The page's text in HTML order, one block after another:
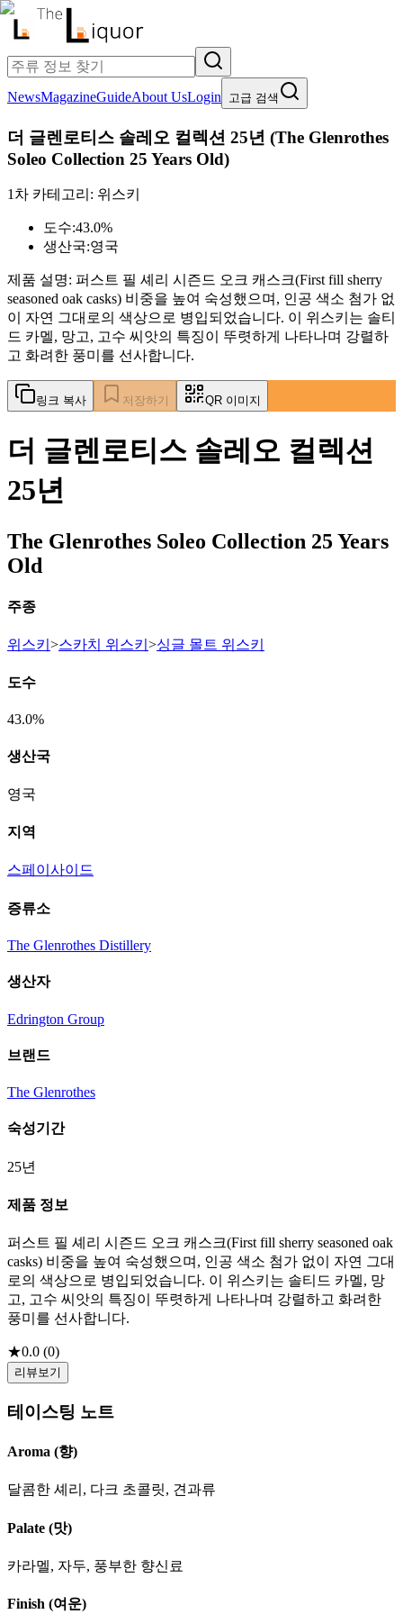
NewsMagazineGuideAbout UsLogin 고급 검색
더 글렌로티스 솔레오 컬렉션 25년 (The Glenrothes
Soleo Collection 25 Years Old)
1차 카테고리: 위스키
도수:43.0%
생산국:영국
제품 설명: 퍼스트 필 셰리 시즌드 오크 캐스크(First fill sherry
seasoned oak casks) 비중을 높여 숙성했으며, 인공 색소 첨가 없
이 자연 그대로의 색상으로 병입되었습니다. 이 위스키는 솔티
드 카멜, 망고, 고수 씨앗의 특징이 뚜렷하게 나타나며 강렬하
고 화려한 풍미를 선사합니다.
링크 복사 저장하기 QR 이미지
더 글렌로티스 솔레오 컬렉션
25년
The Glenrothes Soleo Collection 25 Years
Old
주종
위스키 >스카치 위스키 >싱글 몰트 위스키
도수
43.0%
생산국
영국
지역
스페이사이드
증류소
The Glenrothes Distillery
생산자
Edrington Group
브랜드
The Glenrothes
숙성기간
25년
제품 정보
퍼스트 필 셰리 시즌드 오크 캐스크(First fill sherry seasoned oak
casks) 비중을 높여 숙성했으며, 인공 색소 첨가 없이 자연 그대
로의 색상으로 병입되었습니다. 이 위스키는 솔티드 카멜, 망
고, 고수 씨앗의 특징이 뚜렷하게 나타나며 강렬하고 화려한
풍미를 선사합니다.
★0.0 (0)
리뷰보기
테이스팅 노트
Aroma (향)
달콤한 셰리, 다크 초콜릿, 견과류
Palate (맛)
카라멜, 자두, 풍부한 향신료
Finish (여운)